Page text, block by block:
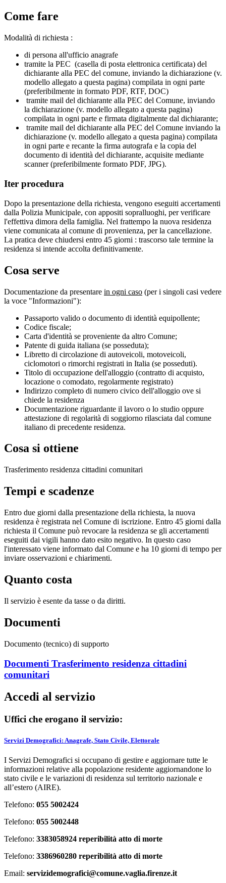
Come fare
Modalità di richiesta :
di persona all'ufficio anagrafe
tramite la PEC (casella di posta elettronica certificata) del
dichiarante alla PEC del comune, inviando la dichiarazione (v.
modello allegato a questa pagina) compilata in ogni parte
(preferibilmente in formato PDF, RTF, DOC)
tramite mail del dichiarante alla PEC del Comune, inviando
la dichiarazione (v. modello allegato a questa pagina)
compilata in ogni parte e firmata digitalmente dal dichiarante;
tramite mail del dichiarante alla PEC del Comune inviando la
dichiarazione (v. modello allegato a questa pagina) compilata
in ogni parte e recante la firma autografa e la copia del
documento di identità del dichiarante, acquisite mediante
scanner (preferibilmente formato PDF, JPG).
Iter procedura
Dopo la presentazione della richiesta, vengono eseguiti accertamenti
dalla Polizia Municipale, con appositi sopralluoghi, per verificare
l'effettiva dimora della famiglia. Nel frattempo la nuova residenza
viene comunicata al comune di provenienza, per la cancellazione.
La pratica deve chiudersi entro 45 giorni : trascorso tale termine la
residenza si intende accolta definitivamente.
Cosa serve
Documentazione da presentare in ogni caso (per i singoli casi vedere
la voce "Informazioni"):
Passaporto valido o documento di identità equipollente;
Codice fiscale;
Carta d'identità se proveniente da altro Comune;
Patente di guida italiana (se posseduta);
Libretto di circolazione di autoveicoli, motoveicoli,
ciclomotori o rimorchi registrati in Italia (se posseduti).
Titolo di occupazione dell'alloggio (contratto di acquisto,
locazione o comodato, regolarmente registrato)
Indirizzo completo di numero civico dell'alloggio ove si
chiede la residenza
Documentazione riguardante il lavoro o lo studio oppure
attestazione di regolarità di soggiorno rilasciata dal comune
italiano di precedente residenza.
Cosa si ottiene
Trasferimento residenza cittadini comunitari
Tempi e scadenze
Entro due giorni dalla presentazione della richiesta, la nuova
residenza è registrata nel Comune di iscrizione. Entro 45 giorni dalla
richiesta il Comune può revocare la residenza se gli accertamenti
eseguiti dai vigili hanno dato esito negativo. In questo caso
l'interessato viene informato dal Comune e ha 10 giorni di tempo per
inviare osservazioni e chiarimenti.
Quanto costa
Il servizio è esente da tasse o da diritti.
Documenti
Documento (tecnico) di supporto
Documenti Trasferimento residenza cittadini
comunitari
Accedi al servizio
Uffici che erogano il servizio:
Servizi Demografici: Anagrafe, Stato Civile, Elettorale
I Servizi Demografici si occupano di gestire e aggiornare tutte le
informazioni relative alla popolazione residente aggiornandone lo
stato civile e le variazioni di residenza sul territorio nazionale e
all’estero (AIRE).
Telefono: 055 5002424
Telefono: 055 5002448
Telefono: 3383058924 reperibilità atto di morte
Telefono: 3386960280 reperibilità atto di morte
Email: servizidemografici@comune.vaglia.firenze.it